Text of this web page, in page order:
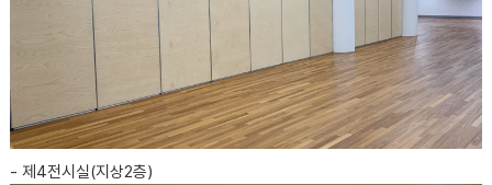
- 제4전시실(지상2층)